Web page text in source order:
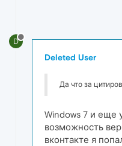
D
Deleted User
Да что за
Windows 7 и еще
возможность
вконтакте я